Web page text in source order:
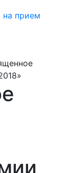
на прием